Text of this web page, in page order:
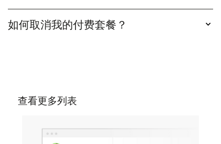
本。
如何取消我的付费套餐？
查看更多列表